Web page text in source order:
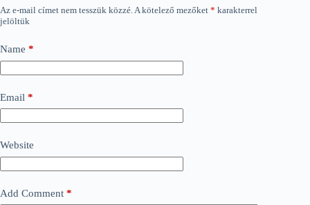
Az e-mail címet nem tesszük közzé.A kötelező mezőket * karakterrel
jelöltük
Name *
Email *
Website
Add Comment *